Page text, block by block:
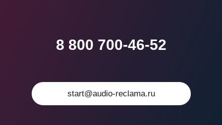
8 800 700-46-52
start@audio-reclama.ru